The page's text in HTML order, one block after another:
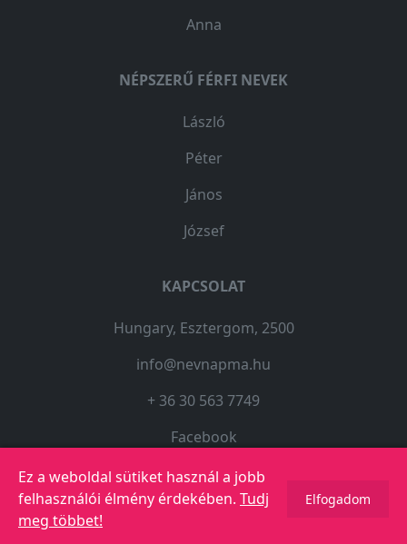
Ez a weboldal sütiket használ a jobb
felhasználói élmény érdekében. Tudj
meg többet!
Elfogadom
Anna
NÉPSZERŰ FÉRFI NEVEK
László
Péter
János
József
KAPCSOLAT
Hungary, Esztergom, 2500
info@nevnapma.hu
+ 36 30 563 7749
Facebook
© 2023 Copyright -